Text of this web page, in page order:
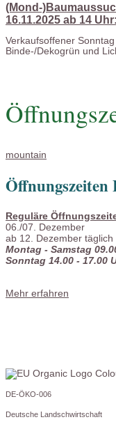
(Mond-
16.11.2025 ab 14 Uhr:
Verkaufsoffener
Binde-/Dekogrün und
mountain
Reguläre
06./07. Dezember
ab 12. Dezember täglich
Montag - Samstag
Sonntag 14.00 - 17.00
Mehr erfahren
DE-ÖKO-006
Deutsche Landschwirtschaft